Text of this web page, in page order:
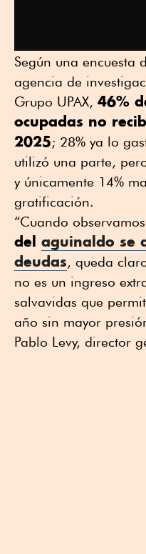
Según una encuesta
agencia de
Grupo UPAX, 46%
ocupadas no
2025; 28% ya lo
utilizó una parte,
y únicamente 14%
gratificación.
“Cuando
del aguinaldo se
deudas, queda
no es un ingreso
salvavidas que
año sin mayor
Pablo Levy, director